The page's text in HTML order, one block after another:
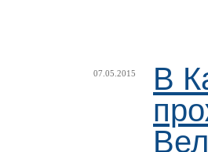
07.05.2015
В